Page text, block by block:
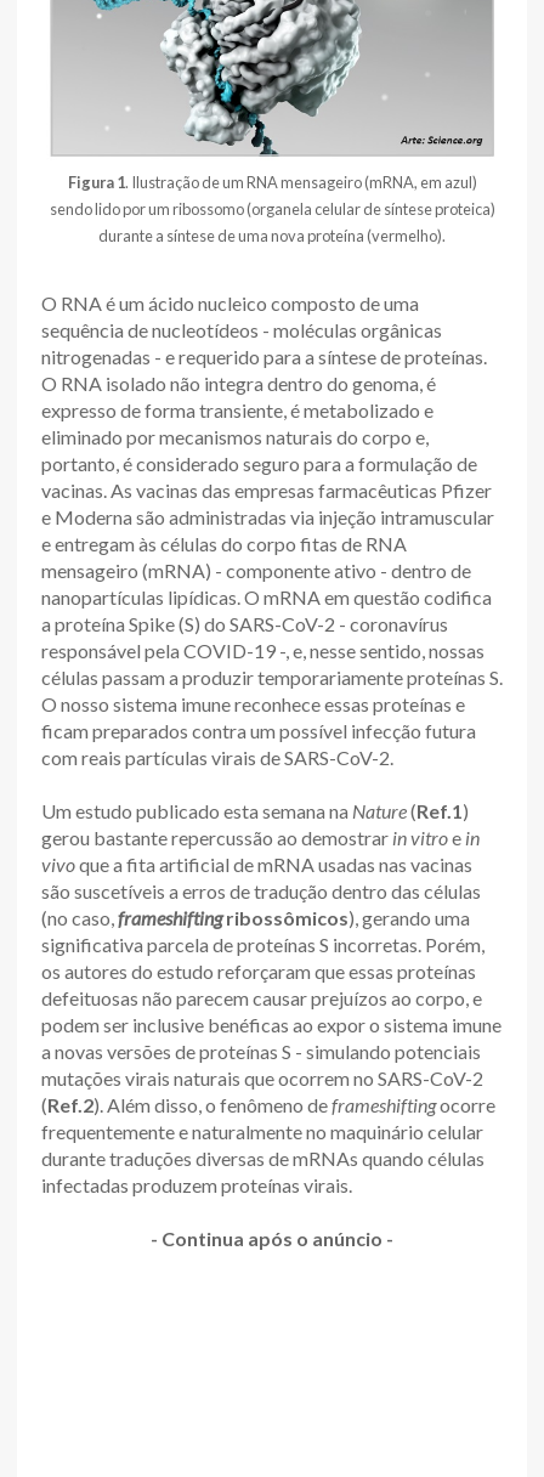
Figura 1. Ilustração de um RNA mensageiro (mRNA, em azul)
sendo lido por um ribossomo (organela celular de síntese proteica)
durante a síntese de uma nova proteína (vermelho).
O RNA é um ácido nucleico composto de uma
sequência de nucleotídeos - moléculas orgânicas
nitrogenadas - e requerido para a síntese de proteínas.
O RNA isolado não integra dentro do genoma, é
expresso de forma transiente, é metabolizado e
eliminado por mecanismos naturais do corpo e,
portanto, é considerado seguro para a formulação de
vacinas. As vacinas das empresas farmacêuticas Pfizer
e Moderna são administradas via injeção intramuscular
e entregam às células do corpo fitas de RNA
mensageiro (mRNA) - componente ativo - dentro de
nanopartículas lipídicas. O mRNA em questão codifica
a proteína Spike (S) do SARS-CoV-2 - coronavírus
responsável pela COVID-19 -, e, nesse sentido, nossas
células passam a produzir temporariamente proteínas S.
O nosso sistema imune reconhece essas proteínas e
ficam preparados contra um possível infecção futura
com reais partículas virais de SARS-CoV-2.
Um estudo publicado esta semana na Nature(Ref.1)
gerou bastante repercussão ao demostrar in vitroe in
vivoque a fita artificial de mRNA usadas nas vacinas
são suscetíveis a erros de tradução dentro das células
(no caso,frameshiftingribossômicos), gerando uma
significativa parcela de proteínas S incorretas. Porém,
os autores do estudo reforçaram que essas proteínas
defeituosas não parecem causar prejuízos ao corpo, e
podem ser inclusive benéficas ao expor o sistema imune
a novas versões de proteínas S - simulando potenciais
mutações virais naturais que ocorrem no SARS-CoV-2
(Ref.2). Além disso, o fenômeno deframeshiftingocorre
frequentemente e naturalmente no maquinário celular
durante traduções diversas de mRNAs quando células
infectadas produzem proteínas virais.
- Continua após o anúncio -